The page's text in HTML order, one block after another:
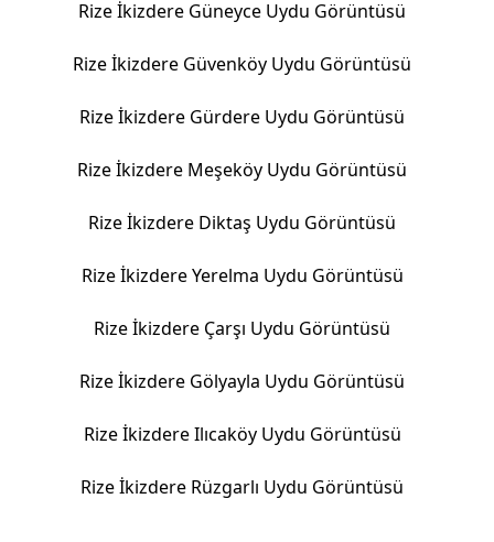
Rize İkizdere Güneyce Uydu Görüntüsü
Rize İkizdere Güvenköy Uydu Görüntüsü
Rize İkizdere Gürdere Uydu Görüntüsü
Rize İkizdere Meşeköy Uydu Görüntüsü
Rize İkizdere Diktaş Uydu Görüntüsü
Rize İkizdere Yerelma Uydu Görüntüsü
Rize İkizdere Çarşı Uydu Görüntüsü
Rize İkizdere Gölyayla Uydu Görüntüsü
Rize İkizdere Ilıcaköy Uydu Görüntüsü
Rize İkizdere Rüzgarlı Uydu Görüntüsü